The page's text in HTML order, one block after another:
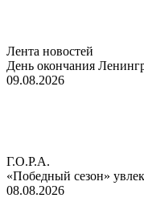
Лента новостей
День окончания
09.08.2026
Г.О.Р.А.
«Победный сезон»
08.08.2026